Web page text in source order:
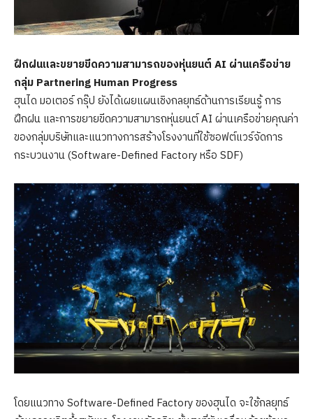
ฝึกฝนและขยายขีดความสามารถของหุ่นยนต์ AI ผ่านเครือข่าย
กลุ่ม Partnering Human Progress
ฮุนได มอเตอร์ กรุ๊ป ยังได้เผยแผนเชิงกลยุทธ์ด้านการเรียนรู้ การ
ฝึกฝน และการขยายขีดความสามารถหุ่นยนต์ AI ผ่านเครือข่ายคุณค่า
ของกลุ่มบริษัทและแนวทางการสร้างโรงงานที่ใช้ซอฟต์แวร์จัดการ
กระบวนงาน (Software-Defined Factory หรือ SDF)
โดยแนวทาง Software-Defined Factory ของฮุนได จะใช้กลยุทธ์